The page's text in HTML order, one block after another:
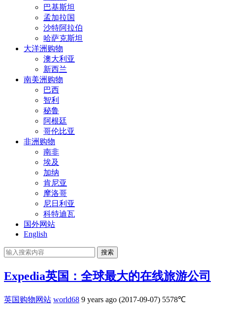
巴基斯坦
孟加拉国
沙特阿拉伯
哈萨克斯坦
大洋洲购物
澳大利亚
新西兰
南美洲购物
巴西
智利
秘鲁
阿根廷
哥伦比亚
非洲购物
南非
埃及
加纳
肯尼亚
摩洛哥
尼日利亚
科特迪瓦
国外网站
English
搜索
Expedia英国：全球最大的在线旅游公司
英国购物网站 world68 9 years ago (2017-09-07) 5578℃